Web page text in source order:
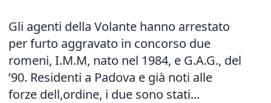
Gli agenti della Volante hanno arrestato
per furto aggravato in concorso due
romeni, I.M.M, nato nel 1984, e G.A.G., del
’90. Residenti a Padova e già noti alle
forze dell,ordine, i due sono stati...